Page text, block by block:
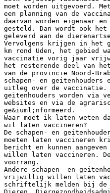
moet worden uitgevoerd.
een planning van de
daarvan worden eigenaar
gesteld. Dan wordt ook het
geleverd aan de
Vervolgens krijgen in het
km rond Uden, het gebied
vaccinatie vorig jaar
het resterende deel van
van de provincie Noord-
schapen- en geitenhouders
uitleg over de vaccinatie.
geitenhouders worden via
websites en via de
ge&iuml;nformeerd.
Waar moet ik laten weten
wil laten vaccineren?
De schapen- en
moeten laten vaccineren
bericht en kunnen
willen laten vaccineren.
voorrang.
Andere schapen- en
vrijwillig willen laten
schriftelijk melden bij de